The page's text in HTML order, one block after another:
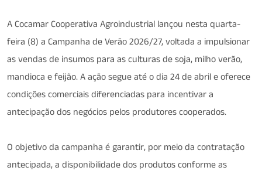
A Cocamar Cooperativa Agroindustrial lançou nesta quarta-
feira (8) a Campanha de Verão 2026/27, voltada a impulsionar
as vendas de insumos para as culturas de soja, milho verão,
mandioca e feijão. A ação segue até o dia 24 de abril e oferece
condições comerciais diferenciadas para incentivar a
antecipação dos negócios pelos produtores cooperados.
O objetivo da campanha é garantir, por meio da contratação
antecipada, a disponibilidade dos produtos conforme as